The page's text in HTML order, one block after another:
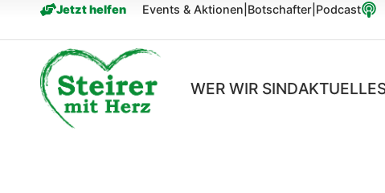
springenJetzt helfen Events & Aktionen Botschafter Podcast
WER WIR SIND